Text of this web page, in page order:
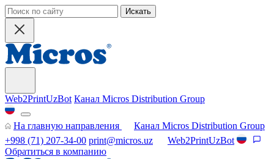
Искать
Web2PrintUzBot Канал Micros Distribution Group
На главную направления
Канал Micros Distribution Group
+998 (71) 207-34-00 print@micros.uz
Web2PrintUzBot
Обратиться в компанию